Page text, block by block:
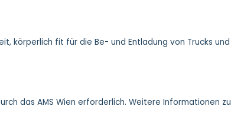
körperlich fit für die Be- und Entladung von Trucks und
das AMS Wien erforderlich. Weitere Informationen zu